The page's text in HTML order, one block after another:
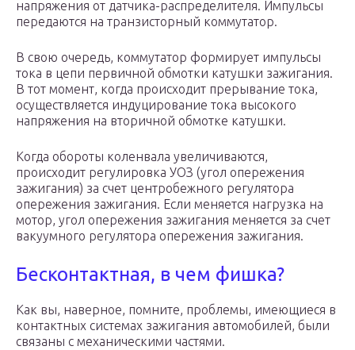
напряжения от датчика-распределителя. Импульсы
передаются на транзисторный коммутатор.
В свою очередь, коммутатор формирует импульсы
тока в цепи первичной обмотки катушки зажигания.
В тот момент, когда происходит прерывание тока,
осуществляется индуцирование тока высокого
напряжения на вторичной обмотке катушки.
Когда обороты коленвала увеличиваются,
происходит регулировка УОЗ (угол опережения
зажигания) за счет центробежного регулятора
опережения зажигания. Если меняется нагрузка на
мотор, угол опережения зажигания меняется за счет
вакуумного регулятора опережения зажигания.
Бесконтактная, в чем фишка?
Как вы, наверное, помните, проблемы, имеющиеся в
контактных системах зажигания автомобилей, были
связаны с механическими частями.